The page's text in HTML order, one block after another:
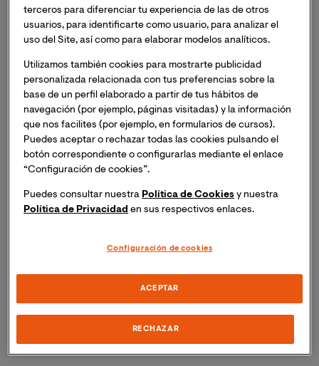
¿Qué hace única a la Maestría en
Comunicación Corporativa de
VIU en Perú?
“Reconocida como la mejor Maestría online
en la categoría de Comunicación
Empresarial (Ránking El Mundo 2025).”
Mentoría profesional:Durante el máster, los
alumnos recibirán mentorías exclusivas de
sector de los medios de comunicación. De esta
forma, se estrecha el vínculo entre la formación
académica y la realidad profesional, preparando
para afrontar los retos reales de la comunicación
corporativa, la comunicación y la gestión de
eventos.
terceros para diferenciar tu experiencia de las de otros
usuarios, para identificarte como usuario, para analizar el
uso del Site, así como para elaborar modelos analíticos.
Utilizamos también cookies para mostrarte publicidad
personalizada relacionada con tus preferencias sobre la
base de un perfil elaborado a partir de tus hábitos de
navegación (por ejemplo, páginas visitadas) y la información
que nos facilites (por ejemplo, en formularios de cursos).
Puedes aceptar o rechazar todas las cookies pulsando el
botón correspondiente o configurarlas mediante el enlace
“Configuración de cookies”.
Puedes consultar nuestra Política de Cookies y nuestra
Política de Privacidad en sus respectivos enlaces.
Configuración de cookies
RECHAZAR
ACEPTAR